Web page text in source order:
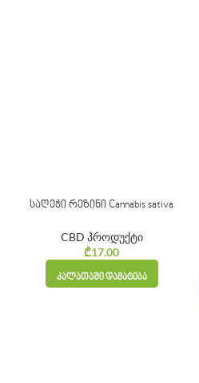
საღეჭი რეზინი Cannabis sativa
CBD პროდუქტი
₾17.00
ᲙᲐᲚᲐᲗᲐᲨᲘ ᲓᲐᲛᲐᲢᲔᲑᲐ